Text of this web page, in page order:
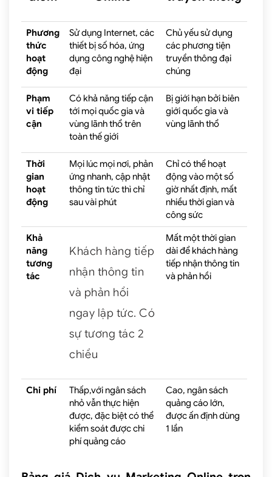
Phương
thức
hoạt
động
Sử dụng Internet, các
thiết bị số hóa, ứng
dụng công nghệ hiện
đại
Chủ yếu sử dụng
các phương tiện
truyền thông đại
chúng
Phạm
vi tiếp
cận
Có khả năng tiếp cận
tới mọi quốc gia và
vùng lãnh thổ trên
toàn thế giới
Bị giới hạn bởi biên
giới quốc gia và
vùng lãnh thổ
Thời
gian
hoạt
động
Mọi lúc mọi nơi, phản
ứng nhanh, cập nhật
thông tin tức thì chỉ
sau vài phút
Chỉ có thể hoạt
động vào một số
giờ nhất định, mất
nhiều thời gian và
công sức
Khả
năng
tương
tác
Khách hàng tiếp
nhận thông tin
và phản hồi
ngay lập tức. Có
sự tương tác 2
chiều
Mất một thời gian
dài để khách hàng
tiếp nhận thông tin
và phản hồi
Chi phí
Thấp,với ngân sách
nhỏ vẫn thực hiện
được, đặc biệt có thể
kiểm soát được chi
phí quảng cáo
Cao, ngân sách
quảng cáo lớn,
được ấn định dùng
1 lần